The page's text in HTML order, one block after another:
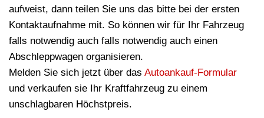
aufweist, dann teilen Sie uns das bitte bei der ersten
Kontaktaufnahme mit. So können wir für Ihr Fahrzeug
falls notwendig auch falls notwendig auch einen
Abschleppwagen organisieren.
Melden Sie sich jetzt über das Autoankauf-Formular
und verkaufen sie Ihr Kraftfahrzeug zu einem
unschlagbaren Höchstpreis.